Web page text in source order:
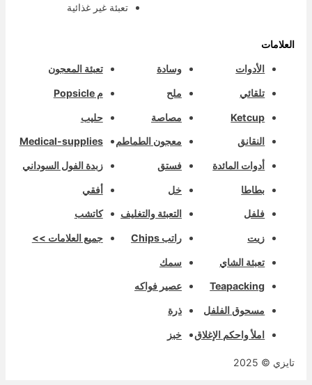
تعبئة غير غذائية
العلامات
الأدوات
تلقائي
Ketcup
النقانق
أدوات المائدة
بطاطا
فلفل
زيت
تعبئة الشاي
Teapacking
مسحوق الفلفل
املأ واحكم الإغلاق
وسادة
ملح
مصاصة
معجون الطماطم
فستق
خل
التعبئة والتغليف
راتب Chips
سمك
عصير فواكه
ذرة
خبز
تعبئة المعجون
م Popsicle
حليب
Medical-supplies
زبدة الفول السوداني
أفقي
كاتشب
جميع العلامات >>
تايزي © 2025